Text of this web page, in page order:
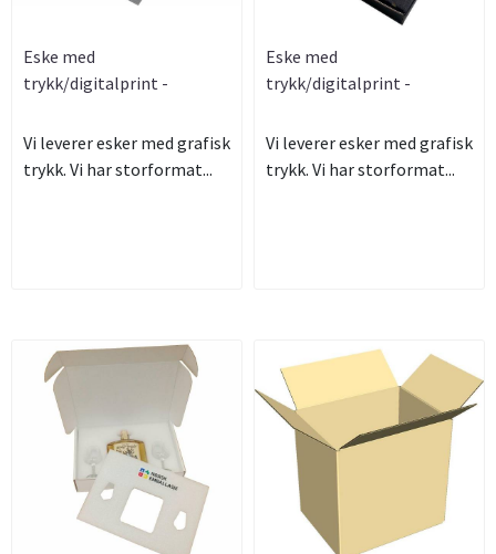
Eske med
trykk/digitalprint -
Vi leverer esker med grafisk
trykk. Vi har storformat...
Eske med
trykk/digitalprint -
Vi leverer esker med grafisk
trykk. Vi har storformat...